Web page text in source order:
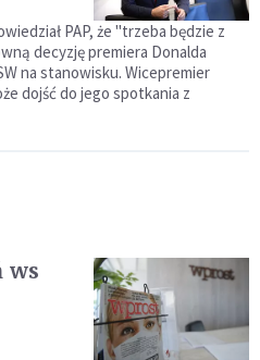
PAP, że "trzeba będzie z
decyzję premiera Donalda
na stanowisku. Wicepremier
dojść do jego spotkania z
ws